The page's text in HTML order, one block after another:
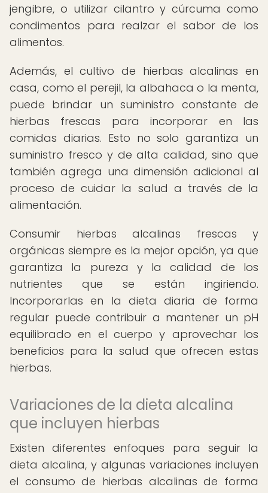
jengibre, o utilizar cilantro y cúrcuma como
condimentos para realzar el sabor de los
alimentos.
Además, el cultivo de hierbas alcalinas en
casa, como el perejil, la albahaca o la menta,
puede brindar un suministro constante de
hierbas frescas para incorporar en las
comidas diarias. Esto no solo garantiza un
suministro fresco y de alta calidad, sino que
también agrega una dimensión adicional al
proceso de cuidar la salud a través de la
alimentación.
Consumir hierbas alcalinas frescas y
orgánicas siempre es la mejor opción, ya que
garantiza la pureza y la calidad de los
nutrientes que se están ingiriendo.
Incorporarlas en la dieta diaria de forma
regular puede contribuir a mantener un pH
equilibrado en el cuerpo y aprovechar los
beneficios para la salud que ofrecen estas
hierbas.
Variaciones de la dieta alcalina
que incluyen hierbas
Existen diferentes enfoques para seguir la
dieta alcalina, y algunas variaciones incluyen
el consumo de hierbas alcalinas de forma